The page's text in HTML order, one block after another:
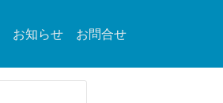
お知らせ お問合せ